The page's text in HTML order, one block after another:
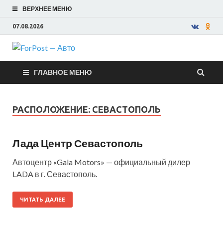
ВЕРХНЕЕ МЕНЮ
07.08.2026
ForPost —
Авто
ГЛАВНОЕ МЕНЮ
РАСПОЛОЖЕНИЕ: СЕВАСТОПОЛЬ
Лада Центр Севастополь
Автоцентр «Gala Motors» — официальный дилер
LADA в г. Севастополь.
ЧИТАТЬ ДАЛЕЕ